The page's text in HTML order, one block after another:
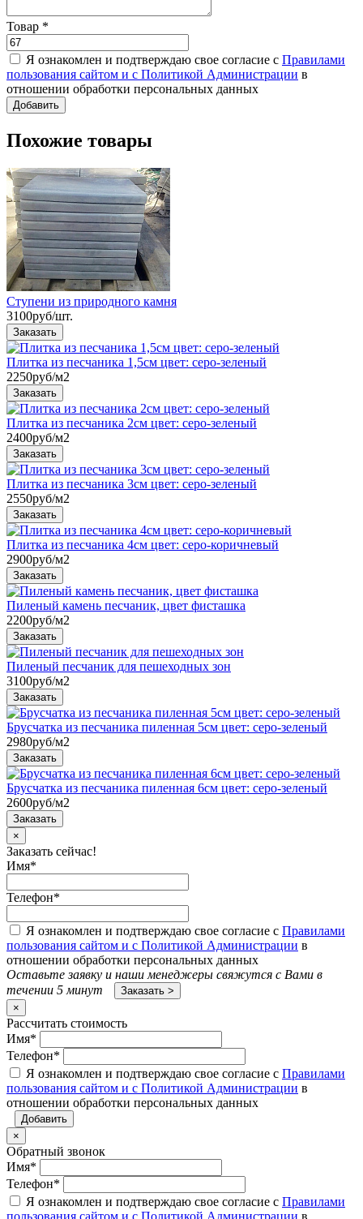
Товар *
Я ознакомлен и подтверждаю свое согласие с Правилами
пользования сайтом и с Политикой Администрации в
отношении обработки персональных данных
Похожие товары
Ступени из природного камня
3100руб/шт.
Плитка из песчаника 1,5см цвет: серо-зеленый
2250руб/м2
Плитка из песчаника 2см цвет: серо-зеленый
2400руб/м2
Плитка из песчаника 3см цвет: серо-зеленый
2550руб/м2
Плитка из песчаника 4см цвет: серо-коричневый
2900руб/м2
Пиленый камень песчаник, цвет фисташка
2200руб/м2
Пиленый песчаник для пешеходных зон
3100руб/м2
Брусчатка из песчаника пиленная 5см цвет: серо-зеленый
2980руб/м2
Брусчатка из песчаника пиленная 6см цвет: серо-зеленый
2600руб/м2
×
Заказать сейчас!
Имя*
Телефон*
Я ознакомлен и подтверждаю свое согласие с Правилами
пользования сайтом и с Политикой Администрации в
отношении обработки персональных данных
Оставьте заявку и наши менеджеры свяжутся с Вами в
течении 5 минут
×
Рассчитать стоимость
Имя*
Телефон*
Я ознакомлен и подтверждаю свое согласие с Правилами
пользования сайтом и с Политикой Администрации в
отношении обработки персональных данных
×
Обратный звонок
Имя*
Телефон*
Я ознакомлен и подтверждаю свое согласие с Правилами
пользования сайтом и с Политикой Администрации в